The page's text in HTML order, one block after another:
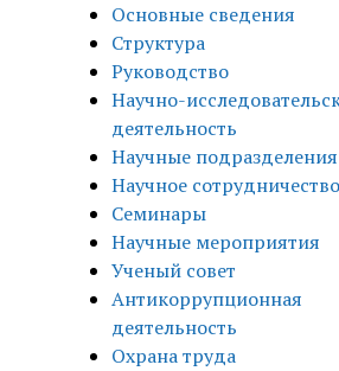
Основные сведения
Структура
Руководство
Научно-
деятельность
Научные подразделения
Научное сотрудничество
Семинары
Научные мероприятия
Ученый совет
Антикоррупционная
деятельность
Охрана труда